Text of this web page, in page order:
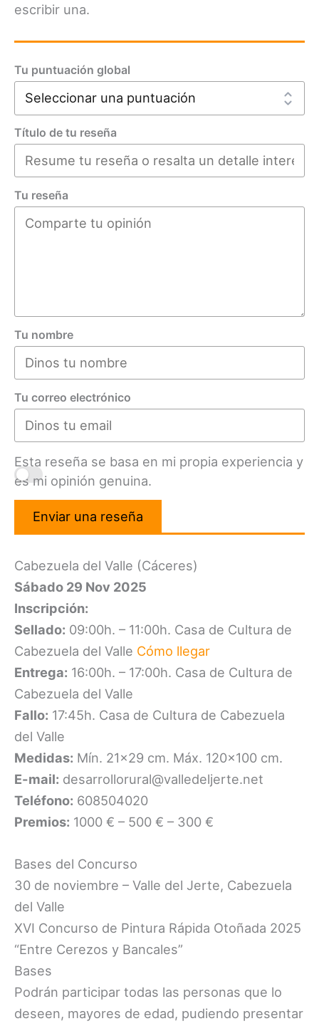
escribir una.
Tu puntuación global
Título de tu reseña
Tu reseña
Tu nombre
Tu correo electrónico
Esta reseña se basa en mi propia experiencia y
es mi opinión genuina.
Enviar una reseña
Cabezuela del Valle (Cáceres)
Sábado 29 Nov 2025
Inscripción:
Sellado: 09:00h. – 11:00h. Casa de Cultura de
Cabezuela del Valle Cómo llegar
Entrega: 16:00h. – 17:00h. Casa de Cultura de
Cabezuela del Valle
Fallo: 17:45h. Casa de Cultura de Cabezuela
del Valle
Medidas: Mín. 21×29 cm. Máx. 120×100 cm.
E-mail: desarrollorural@valledeljerte.net
Teléfono: 608504020
Premios: 1000 € – 500 € – 300 €
Bases del Concurso
30 de noviembre – Valle del Jerte, Cabezuela
del Valle
XVI Concurso de Pintura Rápida Otoñada 2025
“Entre Cerezos y Bancales”
Bases
Podrán participar todas las personas que lo
deseen, mayores de edad, pudiendo presentar